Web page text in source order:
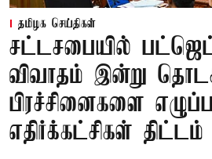
தமிழக செய்திகள்
சட்டசபையில்
விவாதம் இன்று
பிரச்சினைகளை எழுப்ப
எதிர்க்கட்சிகள் திட்டம்